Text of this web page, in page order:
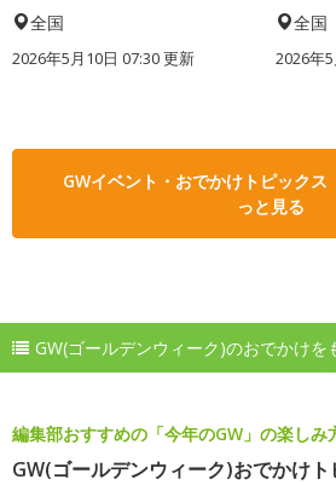
全国
2026年5月10日 07:30 更新
全国
2026年
GWイベント・おでかけトピックス
っと見る
GW(ゴールデンウィーク)のおでかけを
編集部おすすめの「今年のGW」の楽しみ
GW(ゴールデンウィーク)おでかけト